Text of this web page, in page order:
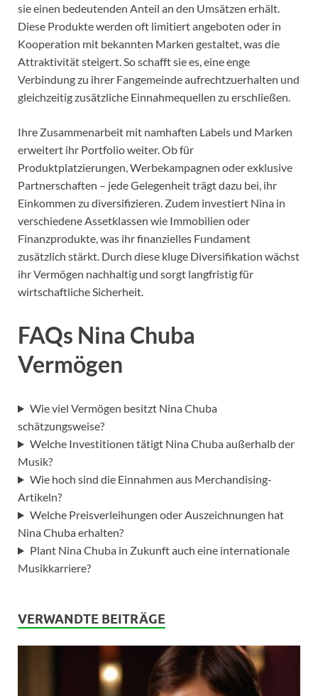
sie einen bedeutenden Anteil an den Umsätzen erhält.
Diese Produkte werden oft limitiert angeboten oder in
Kooperation mit bekannten Marken gestaltet, was die
Attraktivität steigert. So schafft sie es, eine enge
Verbindung zu ihrer Fangemeinde aufrechtzuerhalten und
gleichzeitig zusätzliche Einnahmequellen zu erschließen.
Ihre Zusammenarbeit mit namhaften Labels und Marken
erweitert ihr Portfolio weiter. Ob für
Produktplatzierungen, Werbekampagnen oder exklusive
Partnerschaften – jede Gelegenheit trägt dazu bei, ihr
Einkommen zu diversifizieren. Zudem investiert Nina in
verschiedene Assetklassen wie Immobilien oder
Finanzprodukte, was ihr finanzielles Fundament
zusätzlich stärkt. Durch diese kluge Diversifikation wächst
ihr Vermögen nachhaltig und sorgt langfristig für
wirtschaftliche Sicherheit.
FAQs Nina Chuba
Vermögen
Wie viel Vermögen besitzt Nina Chuba
schätzungsweise?
Welche Investitionen tätigt Nina Chuba außerhalb der
Musik?
Wie hoch sind die Einnahmen aus Merchandising-
Artikeln?
Welche Preisverleihungen oder Auszeichnungen hat
Nina Chuba erhalten?
Plant Nina Chuba in Zukunft auch eine internationale
Musikkarriere?
VERWANDTE BEITRÄGE